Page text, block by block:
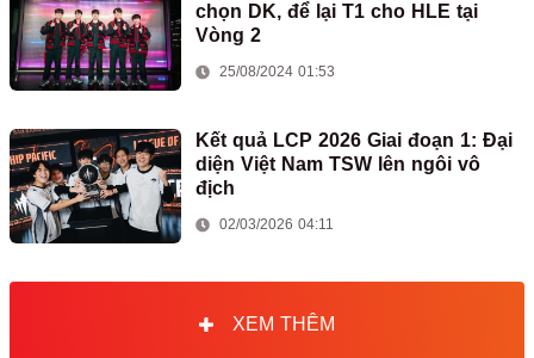
chọn DK, để lại T1 cho HLE tại
Vòng 2
25/08/2024 01:53
Kết quả LCP 2026 Giai đoạn 1: Đại
diện Việt Nam TSW lên ngôi vô
địch
02/03/2026 04:11
XEM THÊM